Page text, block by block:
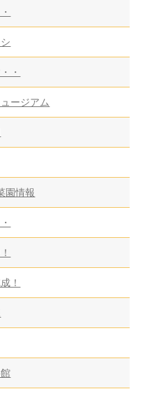
・
ージアム
園情報
！